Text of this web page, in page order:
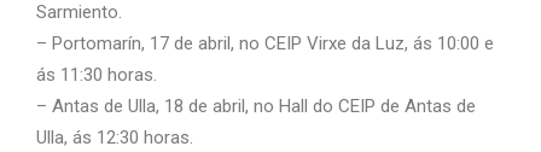
Sarmiento.
– Portomarín, 17 de abril, no CEIP Virxe da Luz, ás 10:00 e
ás 11:30 horas.
– Antas de Ulla, 18 de abril, no Hall do CEIP de Antas de
Ulla, ás 12:30 horas.